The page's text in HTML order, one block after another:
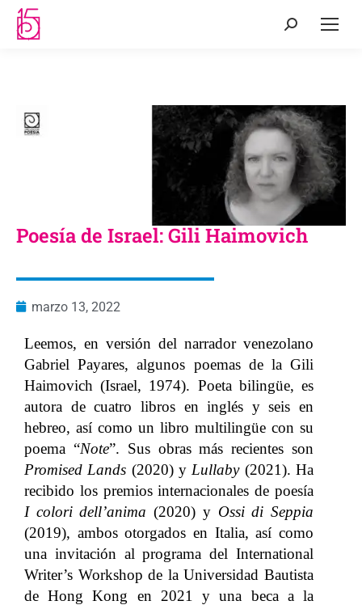
Poesía de Israel: Gili Haimovich
marzo 13, 2022
Leemos, en versión del narrador venezolano
Gabriel Payares, algunos poemas de la Gili
Haimovich (Israel, 1974). Poeta bilingüe, es
autora de cuatro libros en inglés y seis en
hebreo, así como un libro multilingüe con su
poema “Note”. Sus obras más recientes son
Promised Lands (2020) y Lullaby (2021). Ha
recibido los premios internacionales de poesía
I colori dell’anima (2020) y Ossi di Seppia
(2019), ambos otorgados en Italia, así como
una invitación al programa del International
Writer’s Workshop de la Universidad Bautista
de Hong Kong en 2021 y una beca a la